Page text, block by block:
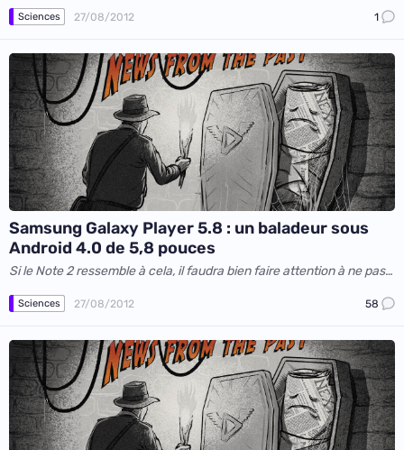
Sciences 27/08/2012 1
Samsung Galaxy Player 5.8 : un baladeur sous
Android 4.0 de 5,8 pouces
Si le Note 2 ressemble à cela, il faudra bien faire attention à ne pas
Sciences 27/08/2012 58